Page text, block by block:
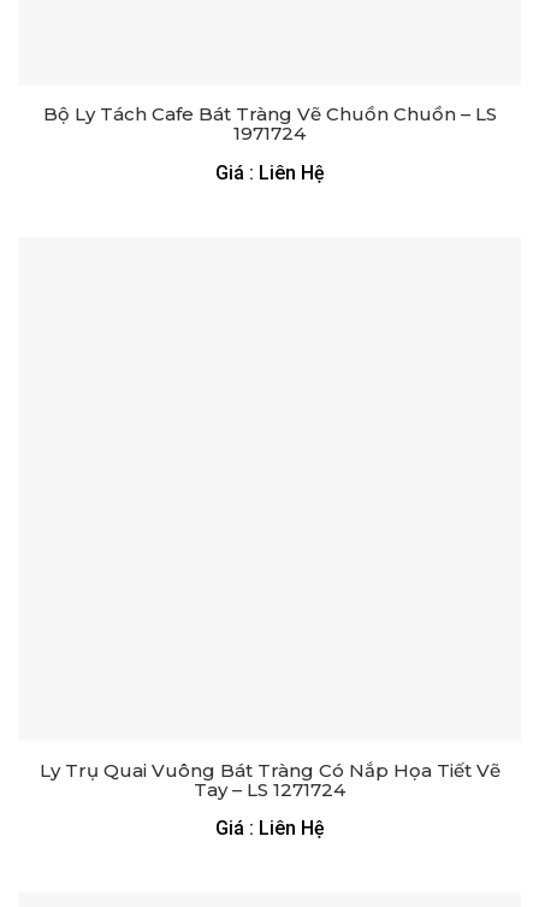
Bộ Ly Tách Cafe Bát Tràng Vẽ Chuồn Chuồn – LS
1971724
Giá : Liên Hệ
Ly Trụ Quai Vuông Bát Tràng Có Nắp Họa Tiết Vẽ
Tay – LS 1271724
Giá : Liên Hệ